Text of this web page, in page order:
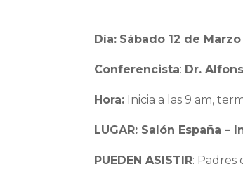
Día: Sábado 12 de
Conferencista: Dr.
Hora: Inicia a las 9 am,
LUGAR: Salón España
PUEDEN ASISTIR: Padres